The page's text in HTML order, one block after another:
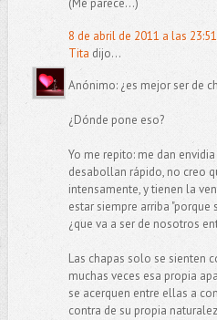
8 de abril de 2011 a las 23:51
Tita dijo...
Anónimo: ¿es mejor ser de
¿Dónde pone eso?
Yo me repito: me dan
desabollan rápido, no creo
intensamente, y tienen la
estar siempre arriba "porque
¿que va a ser de nosotros
Las chapas solo se sienten
muchas veces esa propia
se acerquen entre ellas a
contra de su propia